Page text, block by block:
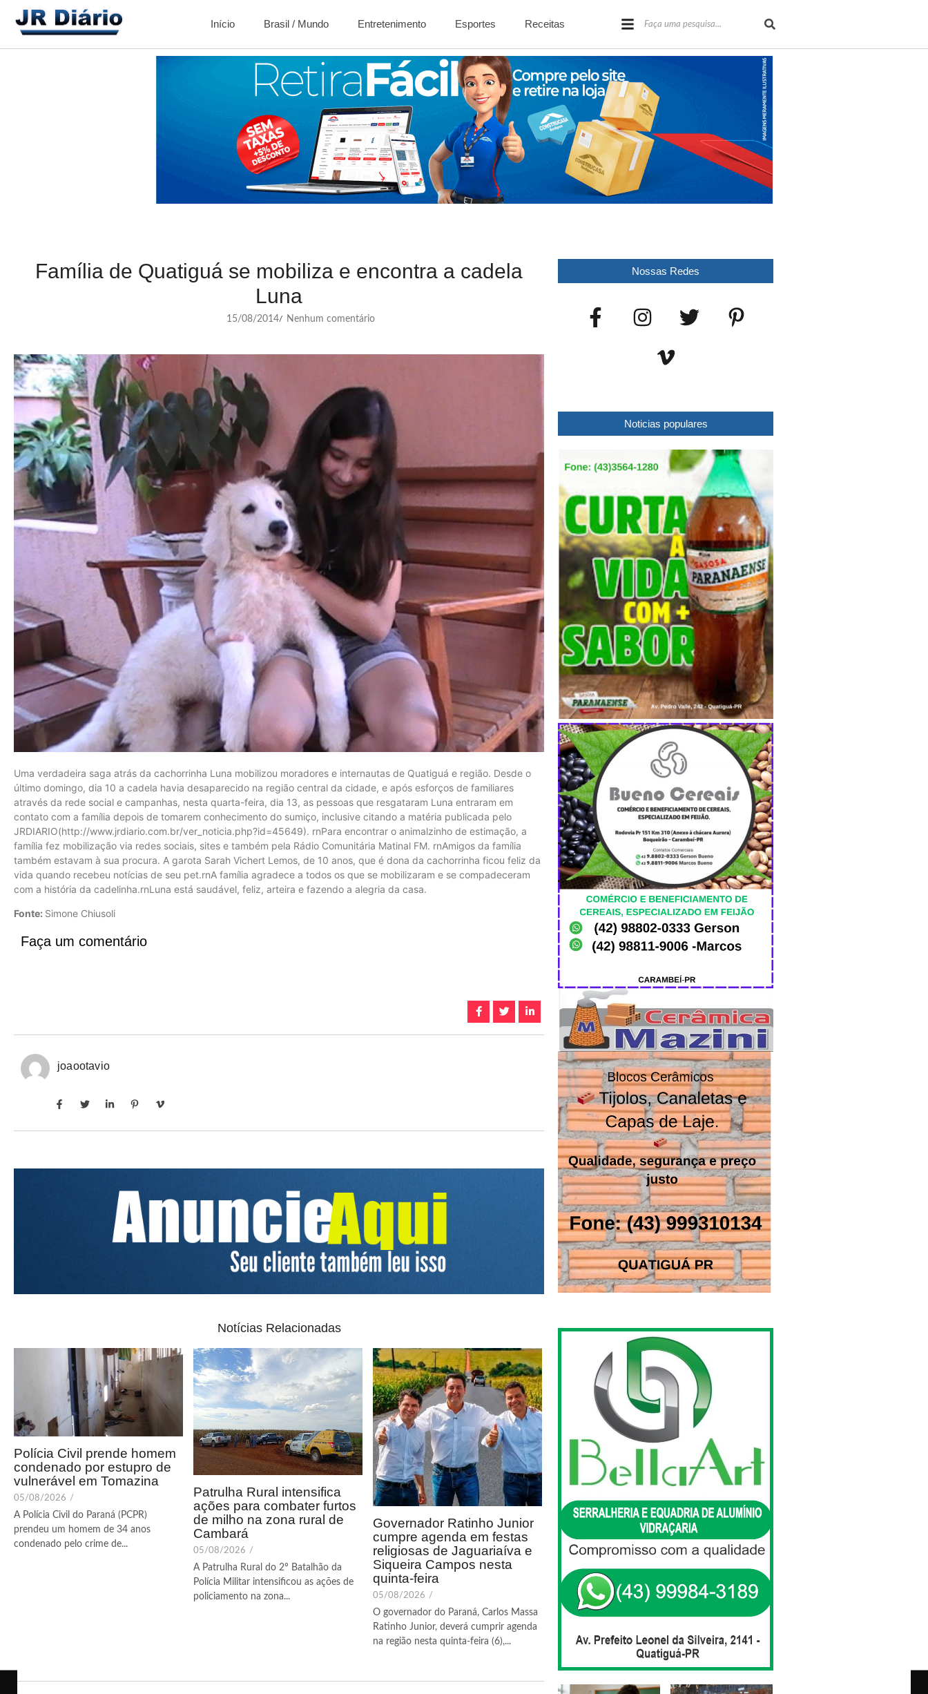
Início Brasil / Mundo Entretenimento Esportes Receitas
Família de Quatiguá se mobiliza e encontra a cadela
Luna
15/08/2014/ Nenhum comentário
Uma verdadeira saga atrás da cachorrinha Luna mobilizou moradores e internautas de Quatiguá e região. Desde o
último domingo, dia 10 a cadela havia desaparecido na região central da cidade, e após esforços de familiares
através da rede social e campanhas, nesta quarta-feira, dia 13, as pessoas que resgataram Luna entraram em
contato com a família depois de tomarem conhecimento do sumiço, inclusive citando a matéria publicada pelo
JRDIARIO(http://www.jrdiario.com.br/ver_noticia.php?id=45649). rnPara encontrar o animalzinho de estimação, a
família fez mobilização via redes sociais, sites e também pela Rádio Comunitária Matinal FM. rnAmigos da família
também estavam à sua procura. A garota Sarah Vichert Lemos, de 10 anos, que é dona da cachorrinha ficou feliz da
vida quando recebeu notícias de seu pet.rnA família agradece a todos os que se mobilizaram e se compadeceram
com a história da cadelinha.rnLuna está saudável, feliz, arteira e fazendo a alegria da casa.
Fonte: Simone Chiusoli
Faça um comentário
joaootavio
Notícias Relacionadas
Polícia Civil prende homem
condenado por estupro de
vulnerável em Tomazina
05/08/2026 /
A Polícia Civil do Paraná (PCPR)
prendeu um homem de 34 anos
condenado pelo crime de...
Patrulha Rural intensifica
ações para combater furtos
de milho na zona rural de
Cambará
05/08/2026 /
A Patrulha Rural do 2º Batalhão da
Polícia Militar intensificou as ações de
policiamento na zona...
Governador Ratinho Junior
cumpre agenda em festas
religiosas de Jaguariaíva e
Siqueira Campos nesta
quinta-feira
05/08/2026 /
O governador do Paraná, Carlos Massa
Ratinho Junior, deverá cumprir agenda
na região nesta quinta-feira (6),...
Nossas Redes
Noticias populares